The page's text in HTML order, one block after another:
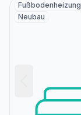
Fußbodenheizung
Neubau